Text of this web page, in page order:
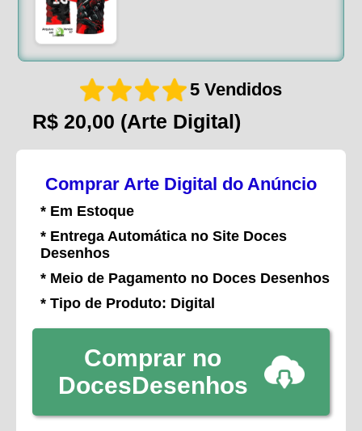
5 Vendidos
R$ 20,00 (Arte Digital)
Comprar Arte Digital do Anúncio
* Em Estoque
* Entrega Automática no Site Doces
Desenhos
* Meio de Pagamento no Doces Desenhos
* Tipo de Produto: Digital
Comprar no
DocesDesenhos